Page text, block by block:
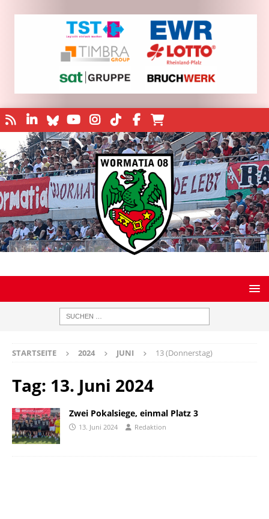
STARTSEITE 2024 JUNI 13 (Donnerstag)
Tag: 13. Juni 2024
Zwei Pokalsiege, einmal Platz 3
13. Juni 2024 Redaktion